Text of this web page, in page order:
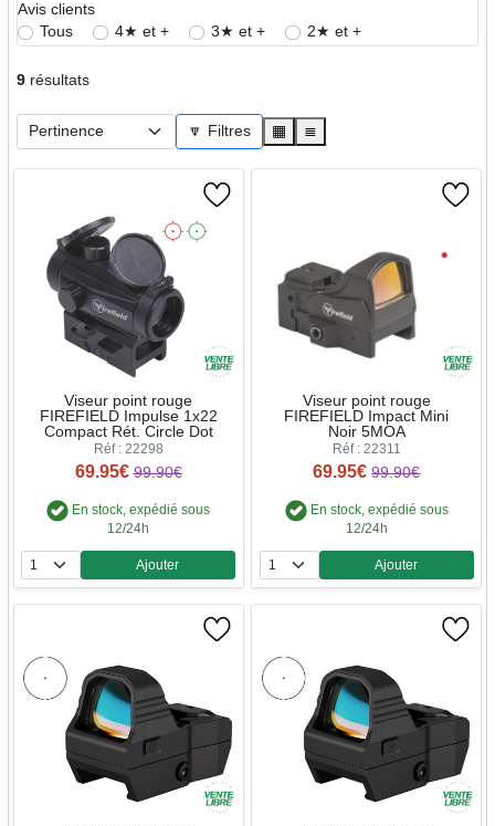
Avis clients
Tous
4★ et + 3★ et + 2★ et +
9résultats
🔽 Filtres ▦ ≣
Viseur point rouge
FIREFIELD Impulse 1x22
Compact Rét. Circle Dot
Réf : 22298
69.95€ 99.90€
En stock, expédié sous
12/24h
Quantité
Ajouter
Viseur point rouge
FIREFIELD Impact Mini
Noir 5MOA
Réf : 22311
69.95€ 99.90€
En stock, expédié sous
12/24h
Quantité
Ajouter